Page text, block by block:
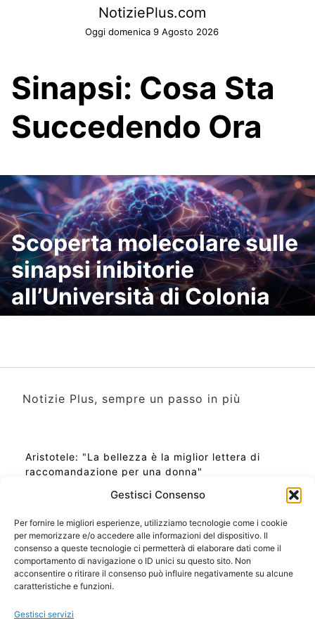
Gestisci Consenso
Per fornire le migliori esperienze, utilizziamo tecnologie come i cookie
per memorizzare e/o accedere alle informazioni del dispositivo. Il
consenso a queste tecnologie ci permetterà di elaborare dati come il
comportamento di navigazione o ID unici su questo sito. Non
acconsentire o ritirare il consenso può influire negativamente su alcune
caratteristiche e funzioni.
Gestisci servizi
NotiziePlus.com
Oggi domenica 9 Agosto 2026
Sinapsi: Cosa Sta
Succedendo Ora
Scoperta molecolare sulle
sinapsi inibitorie
all’Università di Colonia
Notizie Plus, sempre un passo in più
Aristotele: "La bellezza è la miglior lettera di
raccomandazione per una donna"
Ora Esatta in Italia in questo momento
Ti Senti Strano Ultimamente? Potrebbe Essere per
la Risonanza di Schumann
Come Sapere Se Stai Ascendendo alla Quinta